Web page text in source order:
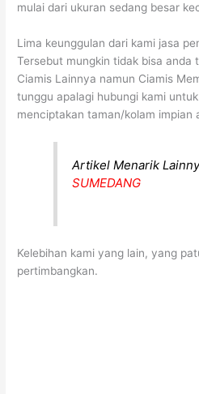
mulai dari ukuran sedang besar
Lima keunggulan dari kami jasa
Tersebut mungkin tidak bisa anda
Ciamis Lainnya namun Ciamis
tunggu apalagi hubungi kami
menciptakan taman/kolam impian
Artikel Menarik
SUMEDANG
Kelebihan kami yang lain, yang
pertimbangkan.